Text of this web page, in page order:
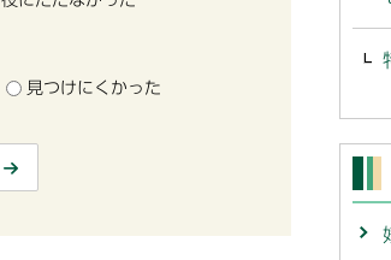
見つけにくかった